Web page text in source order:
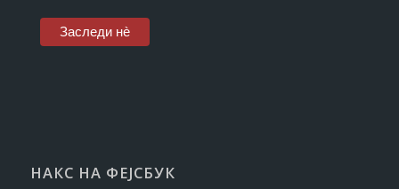
НАКС НА ФЕЈСБУК